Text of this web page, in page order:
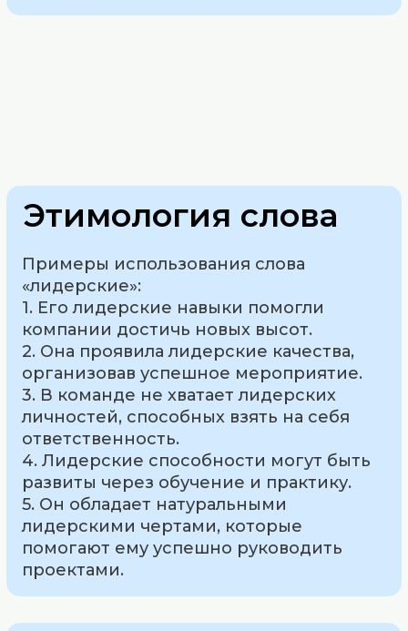
Этимология слова
Примеры использования слова
«лидерские»:
1. Его лидерские навыки помогли
компании достичь новых высот.
2. Она проявила лидерские качества,
организовав успешное мероприятие.
3. В команде не хватает лидерских
личностей, способных взять на себя
ответственность.
4. Лидерские способности могут быть
развиты через обучение и практику.
5. Он обладает натуральными
лидерскими чертами, которые
помогают ему успешно руководить
проектами.